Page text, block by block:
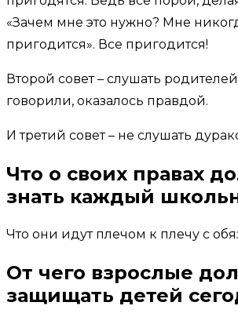
«Зачем мне это нужно? Мне
пригодится». Все пригодится!
Второй совет – слушать
говорили, оказалось правдой.
И третий совет – не слушать
Что о своих правах
знать каждый
Что они идут плечом к плечу с
От чего взрослые
защищать детей